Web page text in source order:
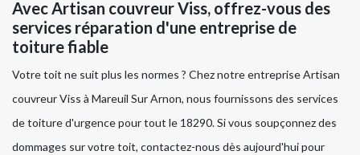
Avec Artisan couvreur Viss, offrez-vous des
services réparation d'une entreprise de
toiture fiable
Votre toit ne suit plus les normes ? Chez notre entreprise Artisan
couvreur Viss à Mareuil Sur Arnon, nous fournissons des services
de toiture d'urgence pour tout le 18290. Si vous soupçonnez des
dommages sur votre toit, contactez-nous dès aujourd'hui pour